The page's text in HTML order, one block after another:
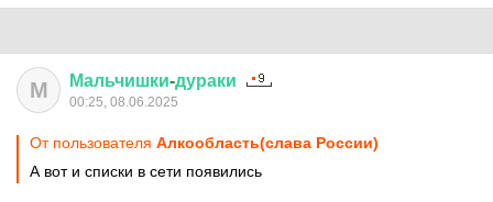
М Мальчишки-дураки
00:25, 08.06.2025
От пользователя Алкообласть(слава России)
А вот и списки в сети появились